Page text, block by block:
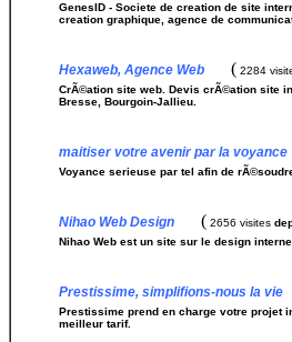
GenesID - Societe de creation de site
creation graphique, agence de
Hexaweb, Agence Web ( 2284
CrÃ©ation site web. Devis crÃ©ation site
Bresse, Bourgoin-Jallieu.
maitiser votre avenir par la voyance
Voyance serieuse par tel afin de
Nihao Web Design ( 2656 visites
Nihao Web est un site sur le design
Prestissime, simplifions-nous la vie
Prestissime prend en charge votre projet
meilleur tarif.